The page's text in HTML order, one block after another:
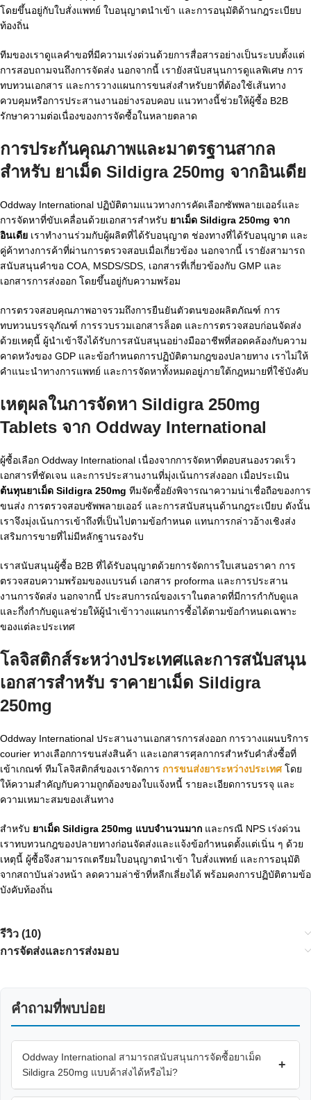
โดยขึ้นอยู่กับใบสั่งแพทย์ ใบอนุญาตนำเข้า และการอนุมัติด้านกฎระเบียบ
ท้องถิ่น
ทีมของเราดูแลคำขอที่มีความเร่งด่วนด้วยการสื่อสารอย่างเป็นระบบตั้งแต่
การสอบถามจนถึงการจัดส่ง นอกจากนี้ เรายังสนับสนุนการดูแลพิเศษ การ
ทบทวนเอกสาร และการวางแผนการขนส่งสำหรับยาที่ต้องใช้เส้นทาง
ควบคุมหรือการประสานงานอย่างรอบคอบ แนวทางนี้ช่วยให้ผู้ซื้อ B2B
รักษาความต่อเนื่องของการจัดซื้อในหลายตลาด
การประกันคุณภาพและมาตรฐานสากล
สำหรับ ยาเม็ด Sildigra 250mg จากอินเดีย
Oddway International ปฏิบัติตามแนวทางการคัดเลือกซัพพลายเออร์และ
การจัดหาที่ขับเคลื่อนด้วยเอกสารสำหรับ ยาเม็ด Sildigra 250mg จาก
อินเดีย เราทำงานร่วมกับผู้ผลิตที่ได้รับอนุญาต ช่องทางที่ได้รับอนุญาต และ
คู่ค้าทางการค้าที่ผ่านการตรวจสอบเมื่อเกี่ยวข้อง นอกจากนี้ เรายังสามารถ
สนับสนุนคำขอ COA, MSDS/SDS, เอกสารที่เกี่ยวข้องกับ GMP และ
เอกสารการส่งออก โดยขึ้นอยู่กับความพร้อม
การตรวจสอบคุณภาพอาจรวมถึงการยืนยันตัวตนของผลิตภัณฑ์ การ
ทบทวนบรรจุภัณฑ์ การรวบรวมเอกสารล็อต และการตรวจสอบก่อนจัดส่ง
ด้วยเหตุนี้ ผู้นำเข้าจึงได้รับการสนับสนุนอย่างมืออาชีพที่สอดคล้องกับความ
คาดหวังของ GDP และข้อกำหนดการปฏิบัติตามกฎของปลายทาง เราไม่ให้
คำแนะนำทางการแพทย์ และการจัดหาทั้งหมดอยู่ภายใต้กฎหมายที่ใช้บังคับ
เหตุผลในการจัดหา Sildigra 250mg
Tablets จาก Oddway International
ผู้ซื้อเลือก Oddway International เนื่องจากการจัดหาที่ตอบสนองรวดเร็ว
เอกสารที่ชัดเจน และการประสานงานที่มุ่งเน้นการส่งออก เมื่อประเมิน
ต้นทุนยาเม็ด Sildigra 250mg ทีมจัดซื้อยังพิจารณาความน่าเชื่อถือของการ
ขนส่ง การตรวจสอบซัพพลายเออร์ และการสนับสนุนด้านกฎระเบียบ ดังนั้น
เราจึงมุ่งเน้นการเข้าถึงที่เป็นไปตามข้อกำหนด แทนการกล่าวอ้างเชิงส่ง
เสริมการขายที่ไม่มีหลักฐานรองรับ
เราสนับสนุนผู้ซื้อ B2B ที่ได้รับอนุญาตด้วยการจัดการใบเสนอราคา การ
ตรวจสอบความพร้อมของแบรนด์ เอกสาร proforma และการประสาน
งานการจัดส่ง นอกจากนี้ ประสบการณ์ของเราในตลาดที่มีการกำกับดูแล
และกึ่งกำกับดูแลช่วยให้ผู้นำเข้าวางแผนการซื้อได้ตามข้อกำหนดเฉพาะ
ของแต่ละประเทศ
โลจิสติกส์ระหว่างประเทศและการสนับสนุน
เอกสารสำหรับ ราคายาเม็ด Sildigra
250mg
Oddway International ประสานงานเอกสารการส่งออก การวางแผนบริการ
courier ทางเลือกการขนส่งสินค้า และเอกสารศุลกากรสำหรับคำสั่งซื้อที่
เข้าเกณฑ์ ทีมโลจิสติกส์ของเราจัดการ การขนส่งยาระหว่างประเทศโดย
ให้ความสำคัญกับความถูกต้องของใบแจ้งหนี้ รายละเอียดการบรรจุ และ
ความเหมาะสมของเส้นทาง
สำหรับ ยาเม็ด Sildigra 250mg แบบจำนวนมาก และกรณี NPS เร่งด่วน
เราทบทวนกฎของปลายทางก่อนจัดส่งและแจ้งข้อกำหนดตั้งแต่เนิ่น ๆ ด้วย
เหตุนี้ ผู้ซื้อจึงสามารถเตรียมใบอนุญาตนำเข้า ใบสั่งแพทย์ และการอนุมัติ
จากสถาบันล่วงหน้า ลดความล่าช้าที่หลีกเลี่ยงได้ พร้อมคงการปฏิบัติตามข้อ
บังคับท้องถิ่น
รีวิว (10)
การจัดส่งและการส่งมอบ
คำถามที่พบบ่อย
Oddway International สามารถสนับสนุนการจัดซื้อยาเม็ด
Sildigra 250mg แบบค้าส่งได้หรือไม่?
+